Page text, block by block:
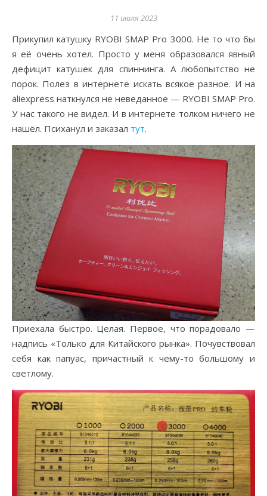
11 июля 2023
Прикупил катушку RYOBI SMAP Pro 3000. Не то что бы
я её очень хотел. Просто у меня образовался явный
дефицит катушек для спиннинга. А любопытство не
порок. Полез в интернете искать всякое разное. И на
aliexpress наткнулся не неведанное — RYOBI SMAP Pro.
У нас такого не видел. И в интернете толком ничего не
нашёл. Психанул и заказал тут.
Приехала быстро. Целая. Первое, что порадовало —
надпись «Только для Китайского рынка». Почувствовал
себя как папуас, причастный к чему-то большому и
светлому.